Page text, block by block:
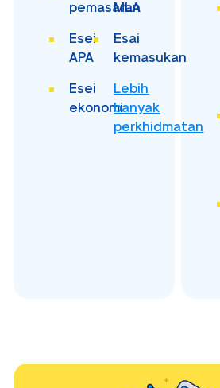
pemasaran
MLA
Esei
APA
Esai
kemasukan
Esei
ekonomi
Lebih
banyak
perkhidmatan